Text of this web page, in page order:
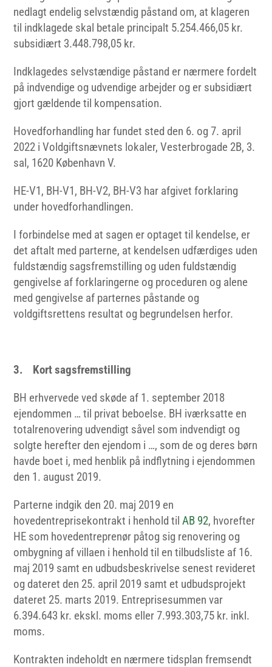
nedlagt endelig selvstændig påstand om, at klageren
til indklagede skal betale principalt 5.254.466,05 kr.
subsidiært 3.448.798,05 kr.
Indklagedes selvstændige påstand er nærmere fordelt
på indvendige og udvendige arbejder og er subsidiært
gjort gældende til kompensation.
Hovedforhandling har fundet sted den 6. og 7. april
2022 i Voldgiftsnævnets lokaler, Vesterbrogade 2B, 3.
sal, 1620 København V.
HE-V1, BH-V1, BH-V2, BH-V3 har afgivet forklaring
under hovedforhandlingen.
I forbindelse med at sagen er optaget til kendelse, er
det aftalt med parterne, at kendelsen udfærdiges uden
fuldstændig sagsfremstilling og uden fuldstændig
gengivelse af forklaringerne og proceduren og alene
med gengivelse af parternes påstande og
voldgiftsrettens resultat og begrundelsen herfor.
3. Kort sagsfremstilling
BH erhvervede ved skøde af 1. september 2018
ejendommen … til privat beboelse. BH iværksatte en
totalrenovering udvendigt såvel som indvendigt og
solgte herefter den ejendom i …, som de og deres børn
havde boet i, med henblik på indflytning i ejendommen
den 1. august 2019.
Parterne indgik den 20. maj 2019 en
hovedentreprisekontrakt i henhold tilAB 92, hvorefter
HE som hovedentreprenør påtog sig renovering og
ombygning af villaen i henhold til en tilbudsliste af 16.
maj 2019 samt en udbudsbeskrivelse senest revideret
og dateret den 25. april 2019 samt et udbudsprojekt
dateret 25. marts 2019. Entreprisesummen var
6.394.643 kr. ekskl. moms eller 7.993.303,75 kr. inkl.
moms.
Kontrakten indeholdt en nærmere tidsplan fremsendt